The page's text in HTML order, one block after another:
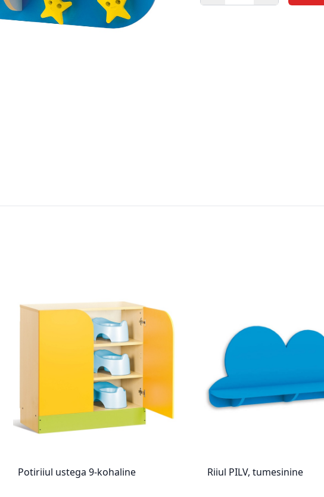
Potiriiul ustega 9-kohaline Riiul PILV, tumesinine